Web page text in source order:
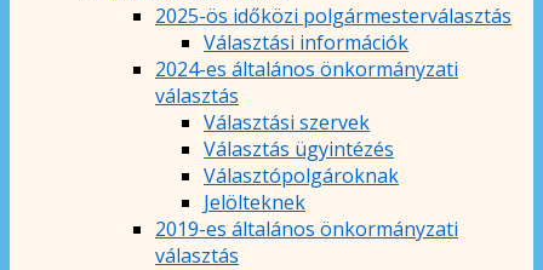
2025-ös időközi polgármesterválasztás
Választási információk
2024-es általános önkormányzati
választás
Választási szervek
Választás ügyintézés
Választópolgároknak
Jelölteknek
2019-es általános önkormányzati
választás